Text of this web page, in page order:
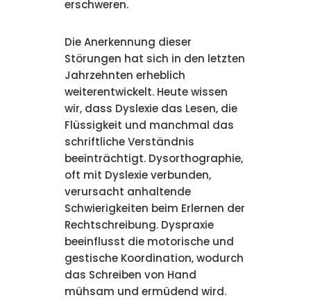
erschweren.
Die Anerkennung dieser
Störungen hat sich in den letzten
Jahrzehnten erheblich
weiterentwickelt. Heute wissen
wir, dass Dyslexie das Lesen, die
Flüssigkeit und manchmal das
schriftliche Verständnis
beeinträchtigt. Dysorthographie,
oft mit Dyslexie verbunden,
verursacht anhaltende
Schwierigkeiten beim Erlernen der
Rechtschreibung. Dyspraxie
beeinflusst die motorische und
gestische Koordination, wodurch
das Schreiben von Hand
mühsam und ermüdend wird.